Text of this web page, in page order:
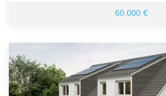
60.000 €